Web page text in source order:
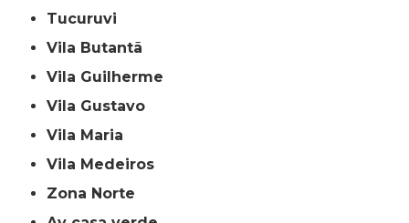
Tucuruvi
Vila Butantã
Vila Guilherme
Vila Gustavo
Vila Maria
Vila Medeiros
Zona Norte